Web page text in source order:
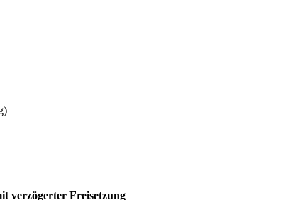
verzögerter Freisetzung